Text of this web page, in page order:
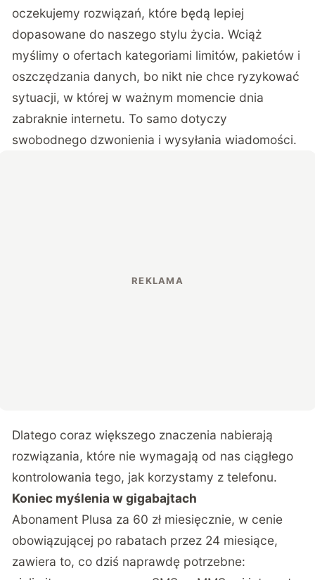
oczekujemy rozwiązań, które będą lepiej
dopasowane do naszego stylu życia. Wciąż
myślimy o ofertach kategoriami limitów, pakietów i
oszczędzania danych, bo nikt nie chce ryzykować
sytuacji, w której w ważnym momencie dnia
zabraknie internetu. To samo dotyczy
swobodnego dzwonienia i wysyłania wiadomości.
Dlatego coraz większego znaczenia nabierają
rozwiązania, które nie wymagają od nas ciągłego
kontrolowania tego, jak korzystamy z telefonu.
Koniec myślenia w gigabajtach
Abonament Plusa za 60 zł miesięcznie, w cenie
obowiązującej po rabatach przez 24 miesiące,
zawiera to, co dziś naprawdę potrzebne: